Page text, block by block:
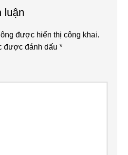
luận
được hiển thị công khai.
được đánh dấu*